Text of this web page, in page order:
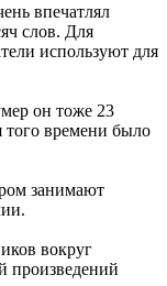
впечатлял
слов. Для
используют для
он тоже 23
того времени было
занимают
вокруг
произведений